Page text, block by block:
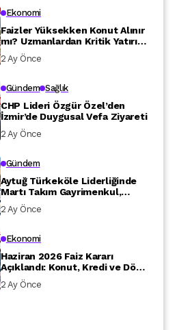
Ekonomi
Faizler Yüksekken Konut Alınır
mı? Uzmanlardan Kritik Yatırım
Tavsiyeleri
2 Ay Önce
Gündem Sağlık
CHP Lideri Özgür Özel’den
İzmir’de Duygusal Vefa Ziyareti
2 Ay Önce
Gündem
Aytuğ Türkeköle Liderliğinde
Martı Takım Gayrimenkul,
Yatırımcılara Değer Katıyor
2 Ay Önce
Ekonomi
Haziran 2026 Faiz Kararı
Açıklandı: Konut, Kredi ve Döviz
Piyasasını Nasıl Etkileyecek?
2 Ay Önce